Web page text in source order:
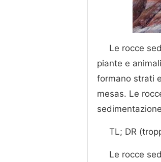
Le rocce
piante e
formano strati
mesas. Le
TL; DR
Le rocce